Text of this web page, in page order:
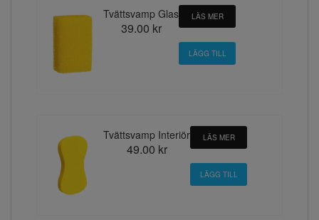
Tvättsvamp Glas
39.00 kr
LÄS MER
Tvättsvamp Interiör
49.00 kr
LÄS MER